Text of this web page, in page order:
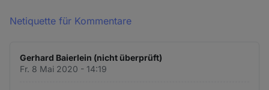
Netiquette für Kommentare
Gerhard Baierlein (nicht überprüft)
Fr. 8 Mai 2020 - 14:19